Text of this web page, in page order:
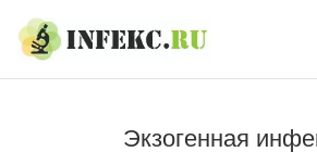
navigation
content
Экзогенная